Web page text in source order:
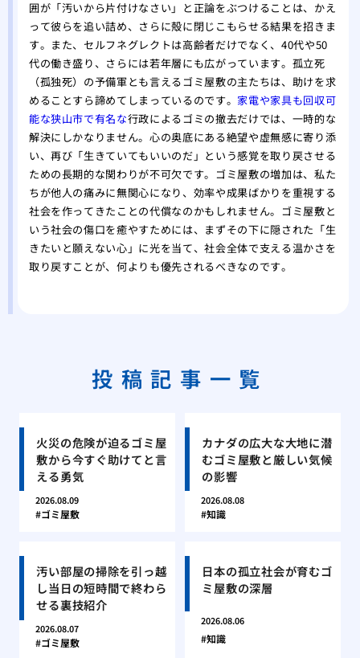
囲が「汚いから片付けなさい」と正論をぶつけることは、かえ
って彼らを追い詰め、さらに殻に閉じこもらせる結果を招きま
す。また、セルフネグレクトは高齢者だけでなく、40代や50
代の働き盛り、さらには若年層にも広がっています。孤立死
（孤独死）の予備軍とも言えるゴミ屋敷の主たちは、助けを求
めることすら諦めてしまっているのです。 家電や家具も回収可
能な狭山市で有名な行政によるゴミの撤去だけでは、一時的な
解決にしかなりません。心の奥底にある絶望や虚無感に寄り添
い、再び「生きていてもいいのだ」という感覚を取り戻させる
ための長期的な関わりが不可欠です。ゴミ屋敷の増加は、私た
ちが他人の痛みに無関心になり、効率や成果ばかりを重視する
社会を作ってきたことの代償なのかもしれません。ゴミ屋敷と
いう社会の傷口を癒やすためには、まずその下に隠された「生
きたいと願えない心」に光を当て、社会全体で支える温かさを
取り戻すことが、何よりも優先されるべきなのです。
投稿記事一覧
火災の危険が迫るゴミ屋
敷から今すぐ助けてと言
える勇気
2026.08.09
ゴミ屋敷
カナダの広大な大地に潜
むゴミ屋敷と厳しい気候
の影響
2026.08.08
知識
汚い部屋の掃除を引っ越
し当日の短時間で終わら
せる裏技紹介
2026.08.07
ゴミ屋敷
日本の孤立社会が育むゴ
ミ屋敷の深層
2026.08.06
知識